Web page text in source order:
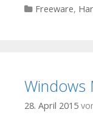
Kategorien
Freeware,
Windows
28. April 2015